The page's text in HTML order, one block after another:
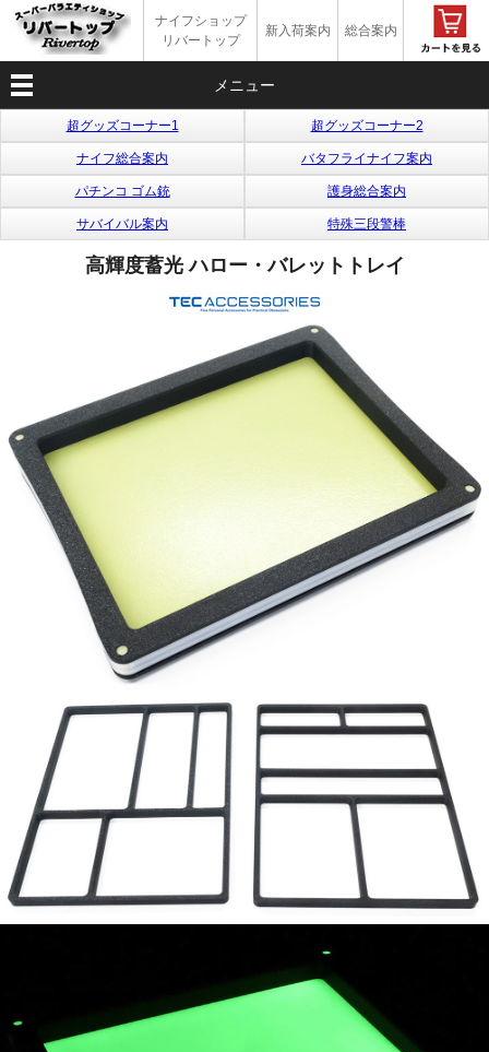
ナイフショップ
リバートップ
新入荷案内 総合案内
メニュー
超グッズコーナー1 超グッズコーナー2
ナイフ総合案内 バタフライナイフ案内
パチンコ ゴム銃 護身総合案内
サバイバル案内 特殊三段警棒
高輝度蓄光 ハロー・バレットトレイ